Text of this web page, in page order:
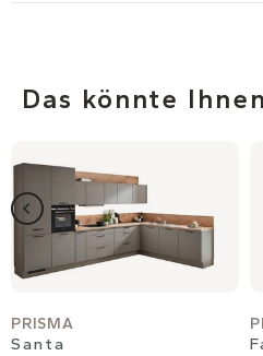
Das könnte
PRISMA
Santa